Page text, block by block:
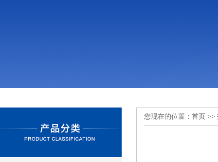
您现在的位置： 首页 >>